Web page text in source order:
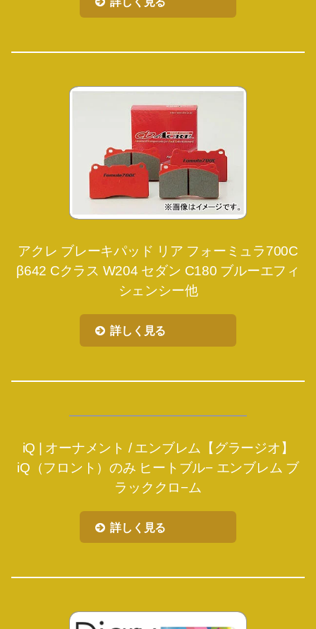
アクレ ブレーキパッド リア フォーミュラ700C
β642 Cクラス W204 セダン C180 ブルーエフィ
シェンシー他
詳しく見る
iQ | オーナメント / エンブレム【グラージオ】
iQ（フロント）のみ ヒートブル− エンブレム ブ
ラッククロ−ム
詳しく見る